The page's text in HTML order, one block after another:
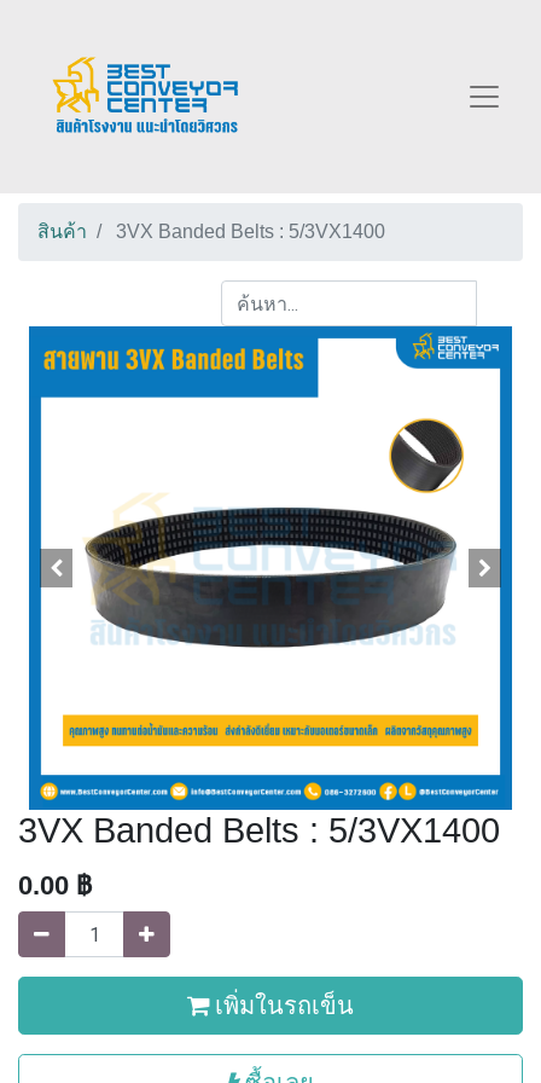
สินค้า 3VX Banded Belts : 5/3VX1400
3VX Banded Belts : 5/3VX1400
0.00 ฿
เพิ่มในรถเข็น